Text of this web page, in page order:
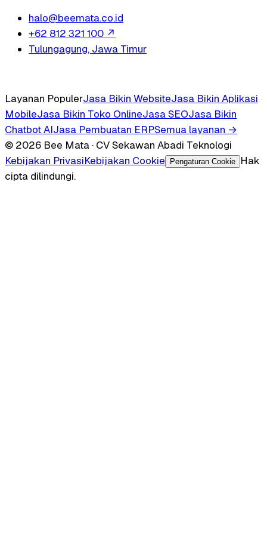
halo@beemata.co.id
+62 812 321 100 ↗
Tulungagung, Jawa Timur
Layanan PopulerJasa Bikin WebsiteJasa Bikin Aplikasi
MobileJasa Bikin Toko OnlineJasa SEOJasa Bikin
Chatbot AIJasa Pembuatan ERPSemua layanan →
© 2026 Bee Mata · CV Sekawan Abadi Teknologi
Kebijakan PrivasiKebijakan Cookie Pengaturan Cookie
Hak
cipta dilindungi.